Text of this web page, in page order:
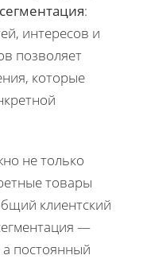
:
интересов и
позволяет
которые
не только
товары
клиентский
—
а постоянный